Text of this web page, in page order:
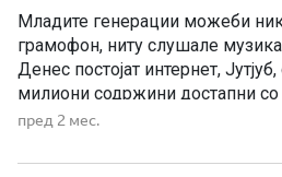
Младите генерации можеби
грамофон, ниту слушале
Денес постојат интернет,
милиони содржини достапни
минатото грамофонската плоча
истите неколку зборови или
пред 2 мес.